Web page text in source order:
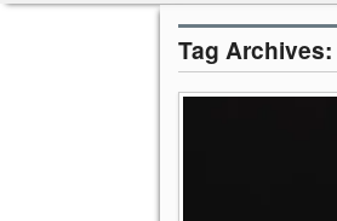
Tag Archives: